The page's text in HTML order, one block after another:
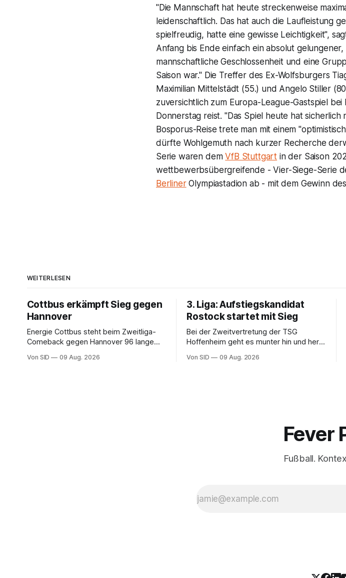
"Die Mannschaft hat heute streckenweise
leidenschaftlich. Das hat auch die Laufleistung
spielfreudig, hatte eine gewisse Leichtigkeit",
Anfang bis Ende einfach ein absolut
mannschaftliche Geschlossenheit und eine
Saison war." Die Treffer des Ex-Wolfsburgers
Maximilian Mittelstädt (55.) und Angelo Stiller
zuversichtlich zum Europa-League-Gastspiel
Donnerstag reist. "Das Spiel heute hat
Bosporus-Reise trete man mit einem
dürfte Wohlgemuth nach kurzer Recherche
Serie waren demVfB Stuttgart in der Saison
wettbewerbsübergreifende - Vier-Siege-Serie
BerlinerOlympiastadion ab - mit dem Gewinn
WEITERLESEN
Cottbus erkämpft Sieg gegen
Hannover
Energie Cottbus steht beim Zweitliga-
Comeback gegen Hannover 96 lange
dennoch die Lausitzer.
Von SID 09 Aug. 2026
3. Liga: Aufstiegskandidat
Rostock startet mit Sieg
Bei der Zweitvertretung der TSG
Hoffenheim geht es munter hin und her.
Von SID 09 Aug. 2026
Fever
Fußball.